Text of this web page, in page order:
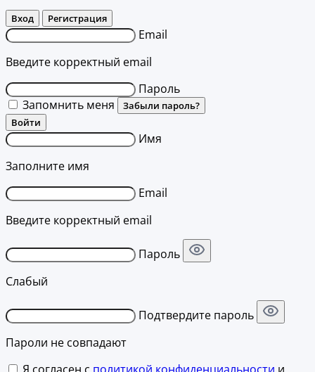
Вход Регистрация
Email
Введите корректный email
Пароль
Запомнить меня
Забыли пароль?
Войти
Имя
Заполните имя
Email
Введите корректный email
Пароль
Слабый
Подтвердите пароль
Пароли не совпадают